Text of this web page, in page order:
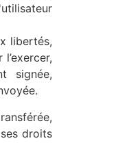
libertés,
signée,
droits